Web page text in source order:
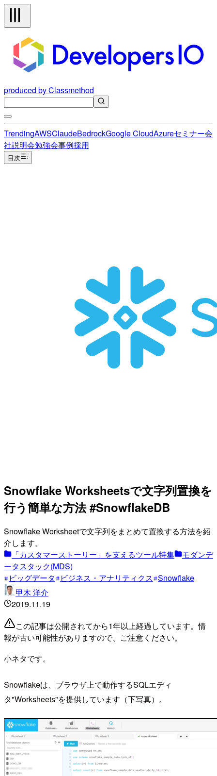
produced by Classmethod
TrendingAWSClaudeBedrockGoogle CloudAzureセミナー会
社説明会勉強会事例採用
目次
Snowflake Worksheetsで文字列置換を
行う簡単な方法 #SnowflakeDB
Snowflake Worksheetで文字列をまとめて置換する方法を紹
介します。
「カスタマーストーリー」を支えるツール特集
モダンデ
ータスタック(MDS)
ビッグデータ
ビジネス・アナリティクス Snowflake
甲木 洋介
2019.11.19
この記事は公開されてから1年以上経過しています。情
報が古い可能性がありますので、ご注意ください。
小ネタです。
Snowflakeは、ブラウザ上で動作するSQLエディ
タ"Worksheets"を提供しています（下写真）。